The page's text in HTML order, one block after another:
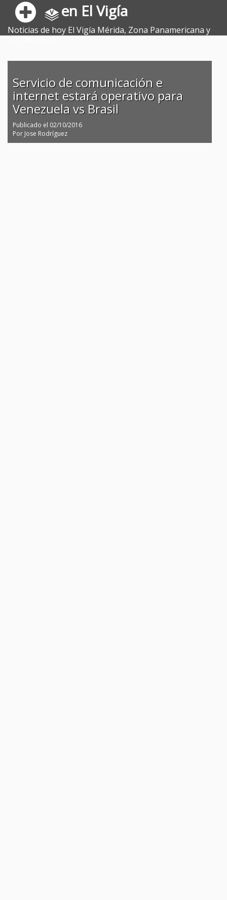
en El Vigía
Noticias de hoy El Vigía Mérida, Zona Panamericana y
Sur del Lago.
Servicio de comunicación e
internet estará operativo para
Venezuela vs Brasil
Publicado el 02/10/2016
Por Jose Rodríguez